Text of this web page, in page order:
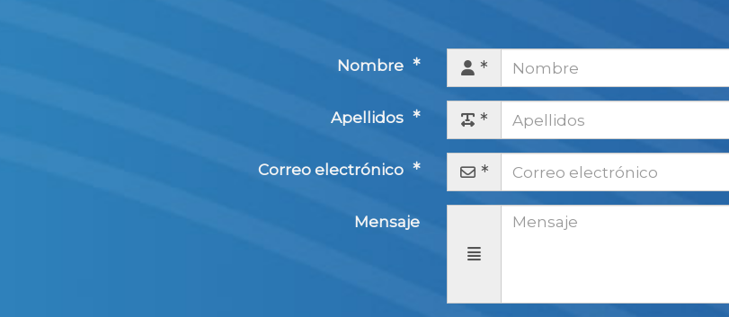
Nombre
Apellidos
Correo electrónico
Mensaje